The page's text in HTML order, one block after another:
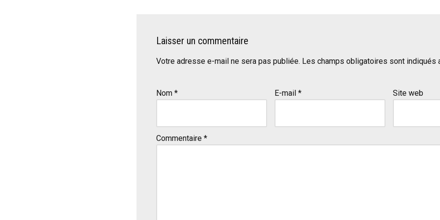
Laisser un commentaire
Votre adresse e-mail ne sera pas publiée. Les champs obligatoires sont indiqués
Nom * E-mail * Site web
Commentaire *